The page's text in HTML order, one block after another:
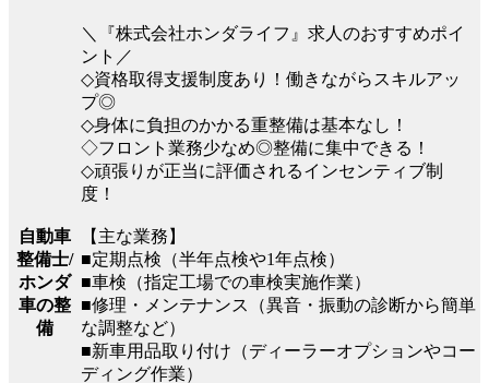
自動車
整備士/
ホンダ
車の整
備
＼『株式会社ホンダライフ』求人のおすすめポイ
ント／
◇資格取得支援制度あり！働きながらスキルアッ
プ◎
◇身体に負担のかかる重整備は基本なし！
◇フロント業務少なめ◎整備に集中できる！
◇頑張りが正当に評価されるインセンティブ制
度！
【主な業務】
■定期点検（半年点検や1年点検）
■車検（指定工場での車検実施作業）
■修理・メンテナンス（異音・振動の診断から簡単
な調整など）
■新車用品取り付け（ディーラーオプションやコー
ディング作業）